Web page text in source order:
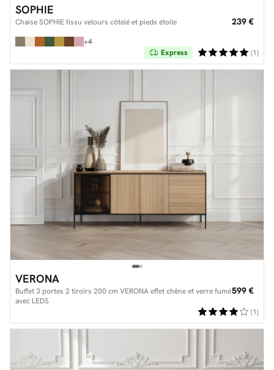
SOPHIE
Chaise SOPHIE tissu velours côtelé et pieds étoile 239 €
+4
(1)
Express
VERONA
Buffet 3 portes 2 tiroirs 200 cm VERONA effet chêne et verre fumé
avec LEDS
599 €
(1)